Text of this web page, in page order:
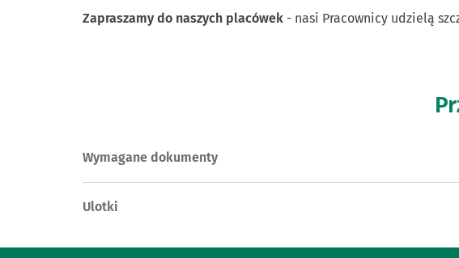
Zapraszamy do naszych placówek - nasi Pracownicy udzielą
Wymagane dokumenty
Ulotki